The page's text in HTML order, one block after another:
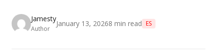
Jamesty
Author
January 13, 20268 min read ES